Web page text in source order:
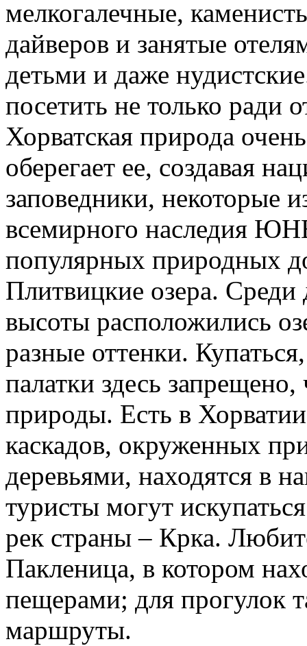
мелкогалечные,
дайверов и занятые
детьми и даже
посетить не только ради
Хорватская природа
оберегает ее, создавая
заповедники, некоторые
всемирного наследия
популярных природных
Плитвицкие озера. Среди
высоты расположились
разные оттенки.
палатки здесь
природы. Есть в
каскадов, окруженных
деревьями, находятся в
туристы могут
рек страны – Крка.
Пакленица, в котором
пещерами; для прогулок
маршруты.